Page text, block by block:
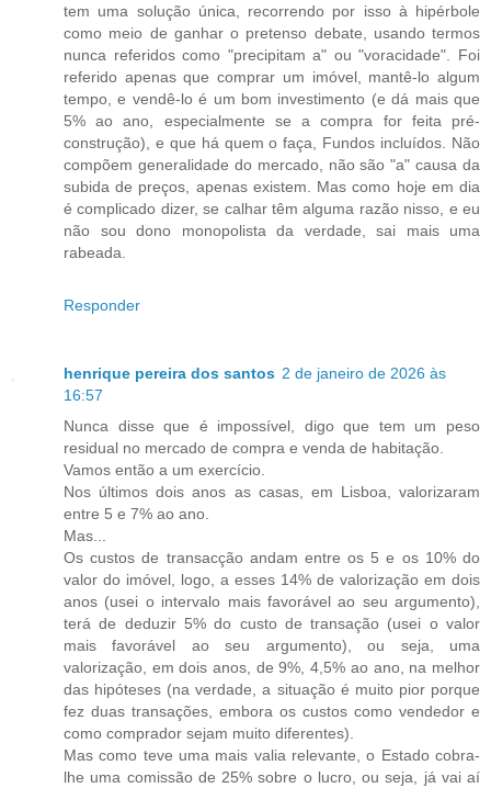
tem uma solução única, recorrendo por isso à hipérbole
como meio de ganhar o pretenso debate, usando termos
nunca referidos como "precipitam a" ou "voracidade". Foi
referido apenas que comprar um imóvel, mantê-lo algum
tempo, e vendê-lo é um bom investimento (e dá mais que
5% ao ano, especialmente se a compra for feita pré-
construção), e que há quem o faça, Fundos incluídos. Não
compõem generalidade do mercado, não são "a" causa da
subida de preços, apenas existem. Mas como hoje em dia
é complicado dizer, se calhar têm alguma razão nisso, e eu
não sou dono monopolista da verdade, sai mais uma
rabeada.
Responder
henrique pereira dos santos 2 de janeiro de 2026 às
16:57
Nunca disse que é impossível, digo que tem um peso
residual no mercado de compra e venda de habitação.
Vamos então a um exercício.
Nos últimos dois anos as casas, em Lisboa, valorizaram
entre 5 e 7% ao ano.
Mas...
Os custos de transacção andam entre os 5 e os 10% do
valor do imóvel, logo, a esses 14% de valorização em dois
anos (usei o intervalo mais favorável ao seu argumento),
terá de deduzir 5% do custo de transação (usei o valor
mais favorável ao seu argumento), ou seja, uma
valorização, em dois anos, de 9%, 4,5% ao ano, na melhor
das hipóteses (na verdade, a situação é muito pior porque
fez duas transações, embora os custos como vendedor e
como comprador sejam muito diferentes).
Mas como teve uma mais valia relevante, o Estado cobra-
lhe uma comissão de 25% sobre o lucro, ou seja, já vai aí